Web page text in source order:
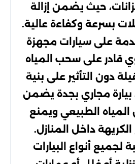
حيث يضمن إزالة
بسرعة وكفاءة عالية.
على سيارات مجهزة
قادر على سحب المياه
دون التأثير على بنية
بيارة مجاري بجدة يضمن
المياه الطبيعي ويمنع
الكريهة داخل المنازل.
لجميع أنواع البيارات